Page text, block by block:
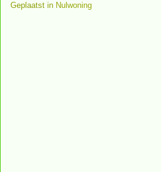
Geplaatst in Nulwoning